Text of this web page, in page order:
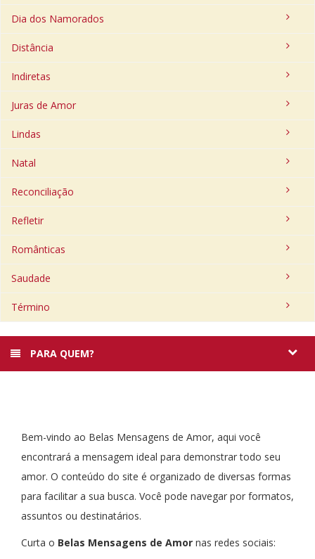
Dia dos Namorados
Distância
Indiretas
Juras de Amor
Lindas
Natal
Reconciliação
Refletir
Românticas
Saudade
Término
PARA QUEM?
Bem-vindo ao Belas Mensagens de Amor, aqui você
encontrará a mensagem ideal para demonstrar todo seu
amor. O conteúdo do site é organizado de diversas formas
para facilitar a sua busca. Você pode navegar por formatos,
assuntos ou destinatários.
Curta o Belas Mensagens de Amor nas redes sociais: